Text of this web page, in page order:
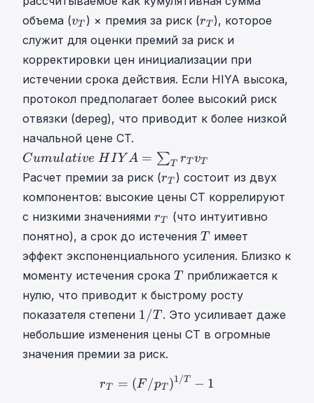
объема (v
T
v
_
T
vT ) × премия за риск (r
T
r
_
T
rT ), которое
служит для оценки премий за риск и
корректировки цен инициализации при
истечении срока действия. Если HIYA высока,
протокол предполагает более высокий риск
отвязки (depeg), что приводит к более низкой
начальной цене CT.
C
u
u
l
a
t
v
e
H
I
Cumulative HIY A = ∑T rT vT
Расчет премии за риск (r
T
r
_
T
rT ) состоит из двух
компонентов: высокие цены CT коррелируют
с низкими значениями r
T
_
T
rT
(что интуитивно
понятно), а срок до истечения T
T
T имеет
эффект экспоненциального усиления. Близко к
моменту истечения срока T
T
T приближается к
нулю, что приводит к быстрому росту
показателя степени 1
/
1
/
T
1/T . Это усиливает даже
небольшие изменения цены CT в огромные
значения премии за риск.
rT=(F/pT
rT = (F /pT )1/T − 1